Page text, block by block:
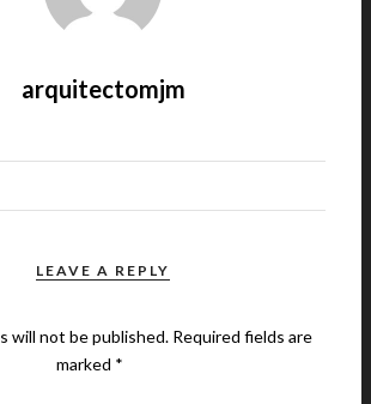
arquitectomjm
LEAVE A REPLY
will not be published. Required fields are
marked *